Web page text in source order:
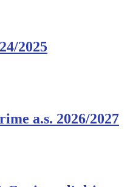
2025
a.s. 2026/2027